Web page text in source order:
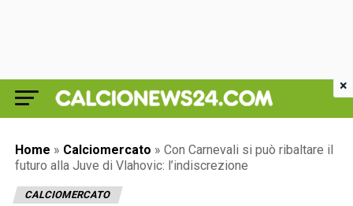
Home » Calciomercato » Con Carnevali si può ribaltare il
futuro alla Juve di Vlahovic: l’indiscrezione
CALCIOMERCATO
×